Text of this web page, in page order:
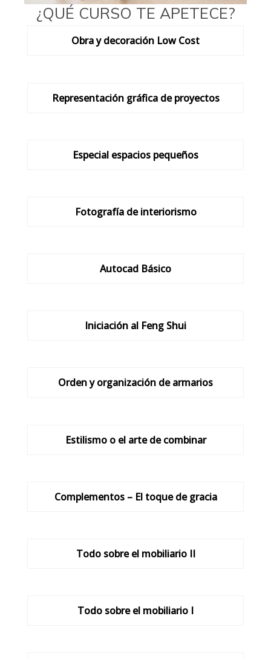
¿QUÉ CURSO TE APETECE?
Obra y decoración Low Cost
Representación gráfica de proyectos
Especial espacios pequeños
Fotografía de interiorismo
Autocad Básico
Iniciación al Feng Shui
Orden y organización de armarios
Estilismo o el arte de combinar
Complementos – El toque de gracia
Todo sobre el mobiliario II
Todo sobre el mobiliario I